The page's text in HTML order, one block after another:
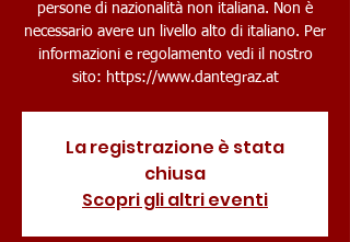
persone di nazionalità non italiana. Non è
necessario avere un livello alto di italiano. Per
informazioni e regolamento vedi il nostro
sito: https://www.dantegraz.at
La registrazione è stata
chiusa
Scopri gli altri eventi